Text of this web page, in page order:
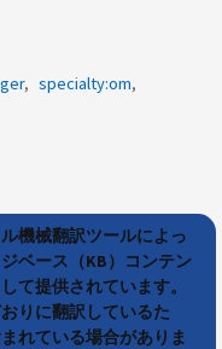
specialty:om
機械翻訳ツールによっ
ベース（KB）コンテン
て提供されています。
りに翻訳しているた
れている場合がありま